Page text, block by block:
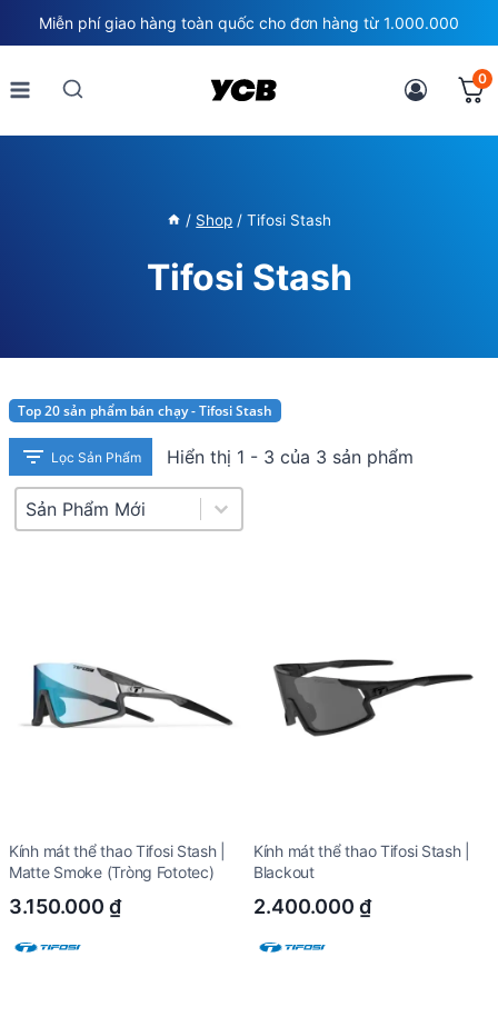
to
content
Miễn phí giao hàng toàn quốc cho đơn hàng từ 1.000.000
0
/ Shop / Tifosi Stash
Tifosi Stash
Top 20 sản phẩm bán chạy - Tifosi Stash
Lọc Sản Phẩm Hiển thị 1 - 3 của 3 sản phẩm
Product Sort
Sort content
Kính mát thể thao Tifosi Stash |
Matte Smoke (Tròng Fototec)
3.150.000 ₫
Kính mát thể thao Tifosi Stash |
Blackout
2.400.000 ₫